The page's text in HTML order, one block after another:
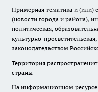
Примерная тематика и (или)
(новости города и района),
политическая,
культурно-
законодательством
Территория
страны
На информационном